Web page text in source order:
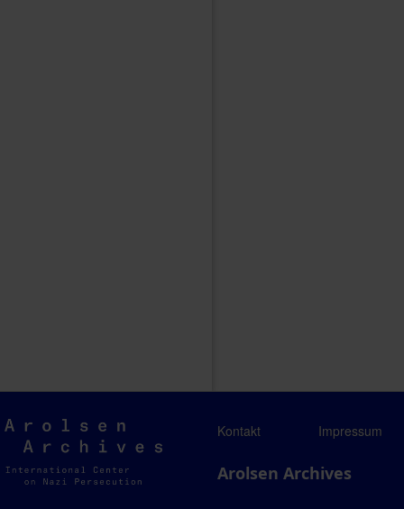
Arolsen
Archives
Kontakt Impressum
Arolsen Archives